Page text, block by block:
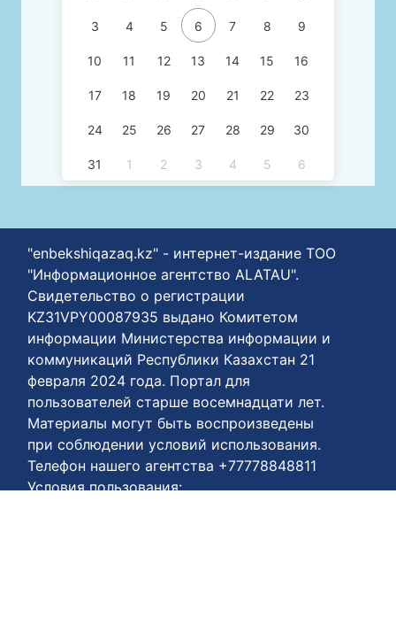
3 4 5 6 7 8 9
10 11 12 13 14 15 16
17 18 19 20 21 22 23
24 25 26 27 28 29 30
31 1 2 3 4 5 6
"enbekshiqazaq.kz" - интернет-издание ТОО
"Информационное агентство ALATAU".
Свидетельство о регистрации
KZ31VPY00087935 выдано Комитетом
информации Министерства информации и
коммуникаций Республики Казахстан 21
февраля 2024 года. Портал для
пользователей старше восемнадцати лет.
Материалы могут быть воспроизведены
при соблюдении условий использования.
Телефон нашего агентства +77778848811
Условия пользования: